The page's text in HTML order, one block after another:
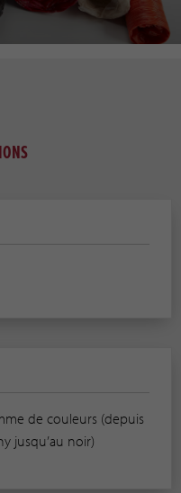
de couleurs (depuis
jusqu’au noir)